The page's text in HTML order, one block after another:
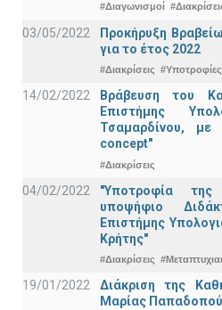
#Διαγωνισμοί
03/05/2022
Προκήρυξη
για το έτος 2022
#Διακρίσεις #Υποτροφίες
14/02/2022
Βράβευση του
Επιστήμης
Τσαμαρδίνου,
concept"
#Διακρίσεις
04/02/2022
"Υποτροφία
υποψήφιο
Επιστήμης
Κρήτης"
#Διακρίσεις
19/01/2022
Διάκριση της
Μαρίας